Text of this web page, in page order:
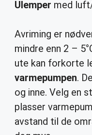
Ulemper med
Avriming er
mindre enn 2 –
ute kan forkorte
varmepumpen.
og inne. Velg en
plasser
avstand til de